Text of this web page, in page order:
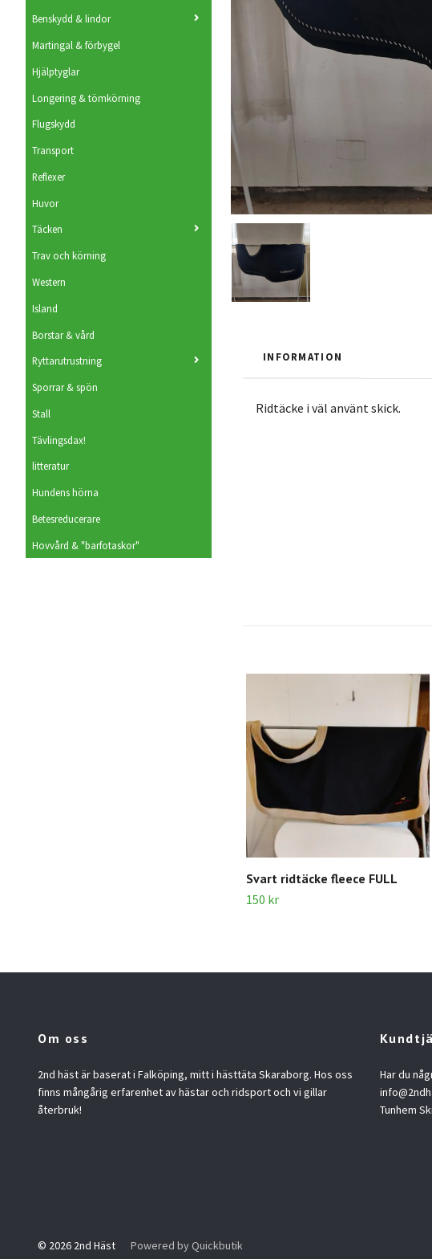
Benskydd & lindor
Martingal & förbygel
Hjälptyglar
Longering & tömkörning
Flugskydd
Transport
Reflexer
Huvor
Täcken
Trav och körning
Western
Island
Borstar & vård
Ryttarutrustning
Sporrar & spön
Stall
Tävlingsdax!
litteratur
Hundens hörna
Betesreducerare
Hovvård & "barfotaskor"
INFORMATION
Ridtäcke i väl använt skick.
Svart ridtäcke fleece FULL
150 kr
Om oss
2nd häst är baserat i Falköping, mitt i hästtäta Skaraborg. Hos oss
finns mångårig erfarenhet av hästar och ridsport och vi gillar
återbruk!
Har du
Tunhem
© 2026 2nd Häst Powered by Quickbutik